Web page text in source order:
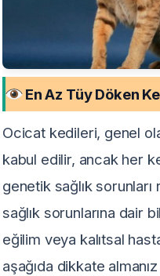
En Az Tüy Döken
Ocicat kedileri, genel
kabul edilir, ancak her
genetik sağlık
sağlık sorunlarına dair
eğilim veya kalıtsal
aşağıda dikkate